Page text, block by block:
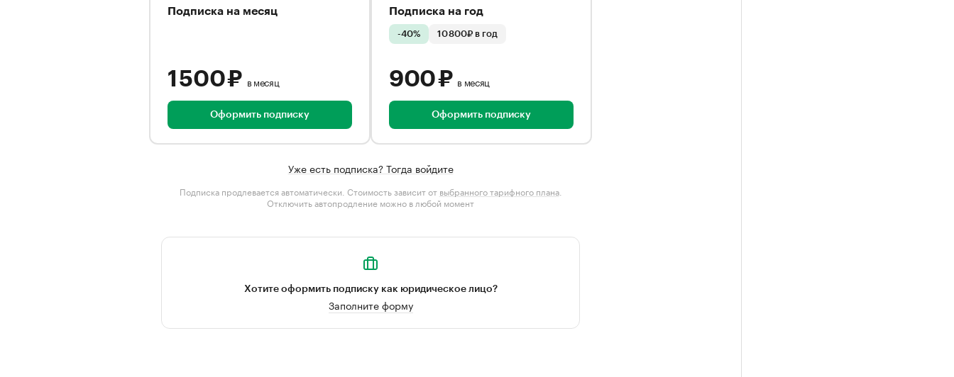
Подписка на месяц
1 500 ₽ в месяц
Оформить подписку
Подписка на год
-40% 10 800₽ в год
900 ₽ в месяц
Оформить подписку
Уже есть подписка? Тогда войдите
Подписка продлевается автоматически. Стоимость зависит от выбранного тарифного плана.
Отключить автопродление можно в любой момент
Хотите оформить подписку как юридическое лицо?
Заполните форму